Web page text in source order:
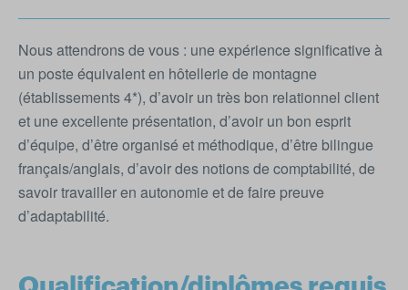
Nous attendrons de vous : une expérience significative à
un poste équivalent en hôtellerie de montagne
(établissements 4*), d’avoir un très bon relationnel client
et une excellente présentation, d’avoir un bon esprit
d’équipe, d’être organisé et méthodique, d’être bilingue
français/anglais, d’avoir des notions de comptabilité, de
savoir travailler en autonomie et de faire preuve
d’adaptabilité.